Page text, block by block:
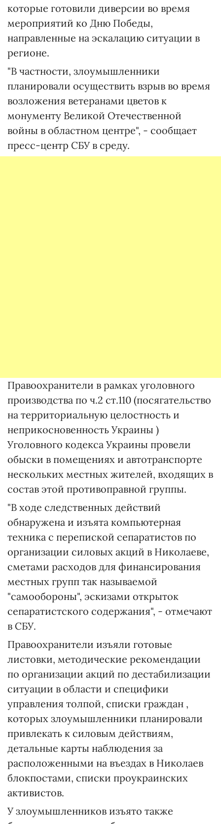
которые готовили диверсии во время
мероприятий ко Дню Победы,
направленные на эскалацию ситуации в
регионе.
"В частности, злоумышленники
планировали осуществить взрыв во время
возложения ветеранами цветов к
монументу Великой Отечественной
войны в областном центре", - сообщает
пресс-центр СБУ в среду.
Правоохранители в рамках уголовного
производства по ч.2 ст.110 (посягательство
на территориальную целостность и
неприкосновенность Украины )
Уголовного кодекса Украины провели
обыски в помещениях и автотранспорте
нескольких местных жителей, входящих в
состав этой противоправной группы.
"В ходе следственных действий
обнаружена и изъята компьютерная
техника с перепиской сепаратистов по
организации силовых акций в Николаеве,
сметами расходов для финансирования
местных групп так называемой
"самообороны", эскизами открыток
сепаратистского содержания", - отмечают
в СБУ.
Правоохранители изъяли готовые
листовки, методические рекомендации
по организации акций по дестабилизации
ситуации в области и специфики
управления толпой, списки граждан ,
которых злоумышленники планировали
привлекать к силовым действиям,
детальные карты наблюдения за
расположенными на въездах в Николаев
блокпостами, списки проукраинских
активистов.
У злоумышленников изъято также